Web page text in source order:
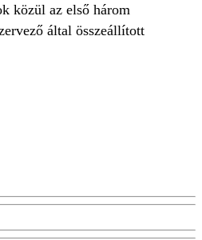
közül az első három
által összeállított